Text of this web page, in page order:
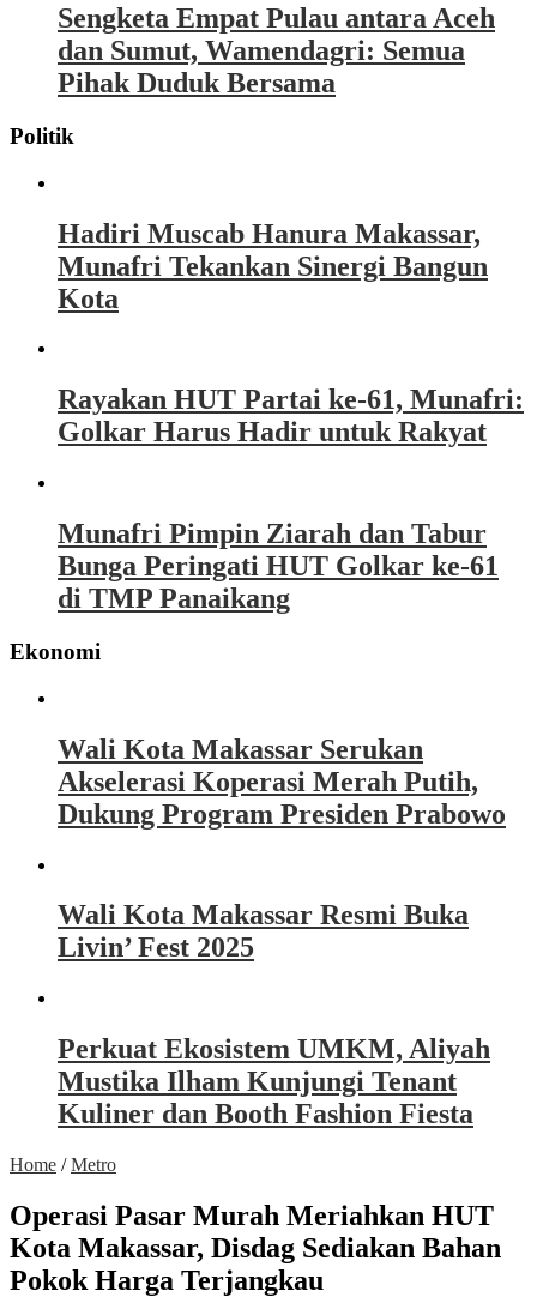
Sengketa Empat Pulau antara Aceh
dan Sumut, Wamendagri: Semua
Pihak Duduk Bersama
Politik
Hadiri Muscab Hanura Makassar,
Munafri Tekankan Sinergi Bangun
Kota
Rayakan HUT Partai ke-61, Munafri:
Golkar Harus Hadir untuk Rakyat
Munafri Pimpin Ziarah dan Tabur
Bunga Peringati HUT Golkar ke-61
di TMP Panaikang
Ekonomi
Wali Kota Makassar Serukan
Akselerasi Koperasi Merah Putih,
Dukung Program Presiden Prabowo
Wali Kota Makassar Resmi Buka
Livin’ Fest 2025
Perkuat Ekosistem UMKM, Aliyah
Mustika Ilham Kunjungi Tenant
Kuliner dan Booth Fashion Fiesta
Home /Metro
Operasi Pasar Murah Meriahkan HUT
Kota Makassar, Disdag Sediakan Bahan
Pokok Harga Terjangkau